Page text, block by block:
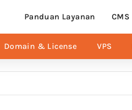
Panduan Layanan CMS
Domain & License VPS